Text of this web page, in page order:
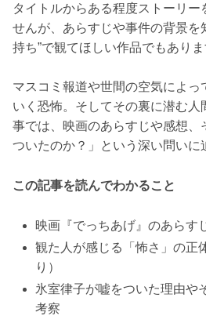
タイトルからある程度ストーリー
せんが、あらすじや事件の背景を
持ち”で観てほしい作品でもありま
マスコミ報道や世間の空気によっ
いく恐怖。そしてその裏に潜む
事では、映画のあらすじや感想、
ついたのか？」という深い問いに
この記事を読んでわかること
映画『でっちあげ』のあらす
観た人が感じる「怖さ」の正
り）
氷室律子が嘘をついた理由や
考察